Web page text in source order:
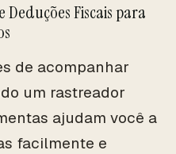
Deduções Fiscais para
de acompanhar
um rastreador
ajudam você a
facilmente e